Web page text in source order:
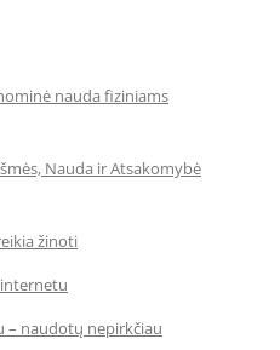
nauda fiziniams
Nauda ir Atsakomybė
žinoti
internetu
– naudotų nepirkčiau